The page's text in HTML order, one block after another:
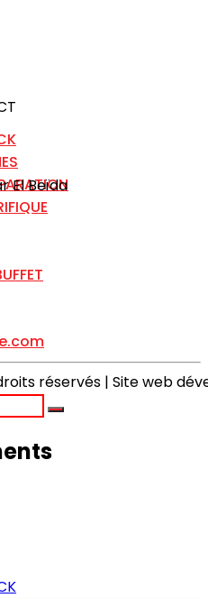
El Beïda
réservés | Site web